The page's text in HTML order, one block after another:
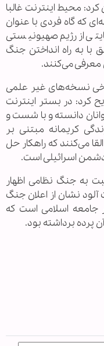
محیط اینترنت غالبا
که گاه فردی با عنوان
از رژیم صهیونیستی
با به راه انداختن جنگ
معرفی می‌کنند.
نسخه‌های غیر علمی
کرد: در بستر اینترنت
دانسته و با شست و
کریمانه مبتنی بر
می‌کنند که راهکار حل
اسرائیلی است.
به جنگ نظامی اظهار
آلود نشان از اعلان جنگ
اسلامی است که
پرده برداشته بود.